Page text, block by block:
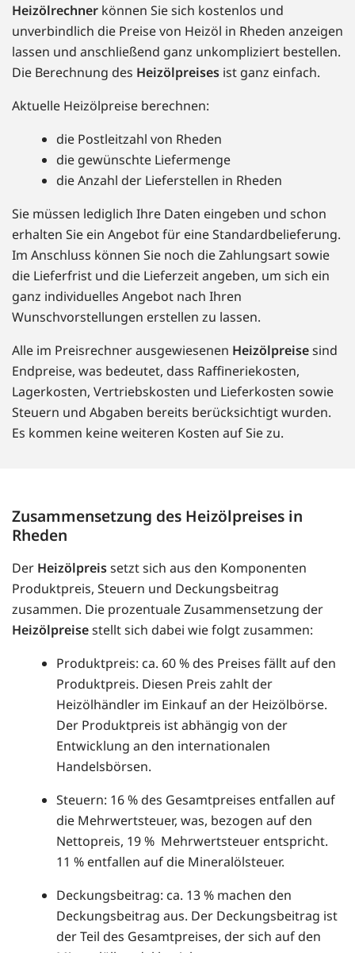
Heizölrechner können Sie sich kostenlos und
unverbindlich die Preise von Heizöl in Rheden anzeigen
lassen und anschließend ganz unkompliziert bestellen.
Die Berechnung des Heizölpreises ist ganz einfach.
Aktuelle Heizölpreise berechnen:
die Postleitzahl von Rheden
die gewünschte Liefermenge
die Anzahl der Lieferstellen in Rheden
Sie müssen lediglich Ihre Daten eingeben und schon
erhalten Sie ein Angebot für eine Standardbelieferung.
Im Anschluss können Sie noch die Zahlungsart sowie
die Lieferfrist und die Lieferzeit angeben, um sich ein
ganz individuelles Angebot nach Ihren
Wunschvorstellungen erstellen zu lassen.
Alle im Preisrechner ausgewiesenen Heizölpreisesind
Endpreise, was bedeutet, dass Raffineriekosten,
Lagerkosten, Vertriebskosten und Lieferkosten sowie
Steuern und Abgaben bereits berücksichtigt wurden.
Es kommen keine weiteren Kosten auf Sie zu.
Zusammensetzung des Heizölpreises in
Rheden
Der Heizölpreissetzt sich aus den Komponenten
Produktpreis, Steuern und Deckungsbeitrag
zusammen. Die prozentuale Zusammensetzung der
Heizölpreisestellt sich dabei wie folgt zusammen:
Produktpreis: ca. 60 % des Preises fällt auf den
Produktpreis. Diesen Preis zahlt der
Heizölhändler im Einkauf an der Heizölbörse.
Der Produktpreis ist abhängig von der
Entwicklung an den internationalen
Handelsbörsen.
Steuern: 16 % des Gesamtpreises entfallen auf
die Mehrwertsteuer, was, bezogen auf den
Nettopreis, 19 % Mehrwertsteuer entspricht.
11 % entfallen auf die Mineralölsteuer.
Deckungsbeitrag: ca. 13 % machen den
Deckungsbeitrag aus. Der Deckungsbeitrag ist
der Teil des Gesamtpreises, der sich auf den